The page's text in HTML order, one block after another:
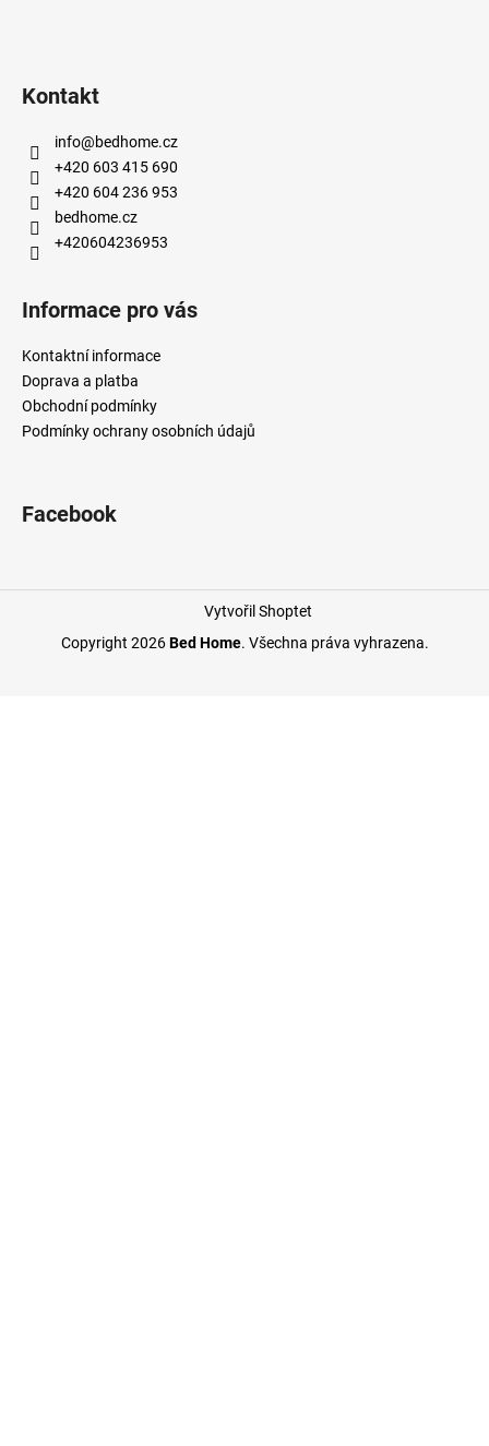
Kontakt
info@bedhome.cz
+420 603 415 690
+420 604 236 953
bedhome.cz
+420604236953
Informace pro vás
Kontaktní informace
Doprava a platba
Obchodní podmínky
Podmínky ochrany osobních údajů
Facebook
Vytvořil Shoptet
Copyright 2026Bed Home. Všechna práva vyhrazena.